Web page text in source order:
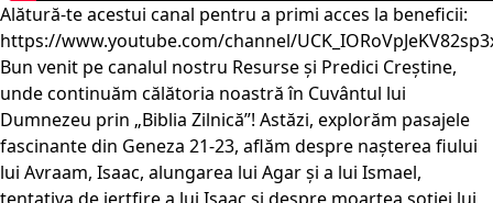
Alătură-te acestui canal pentru a primi acces la beneficii:
https://www.youtube.com/channel/
Bun venit pe canalul nostru Resurse și Predici Creștine,
unde continuăm călătoria noastră în Cuvântul lui
Dumnezeu prin „Biblia Zilnică”! Astăzi, explorăm pasajele
fascinante din Geneza 21-23, aflăm despre nașterea fiului
lui Avraam, Isaac, alungarea lui Agar și a lui Ismael,